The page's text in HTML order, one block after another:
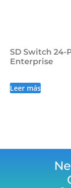
SD Switch 24-
Enterprise
Leer más